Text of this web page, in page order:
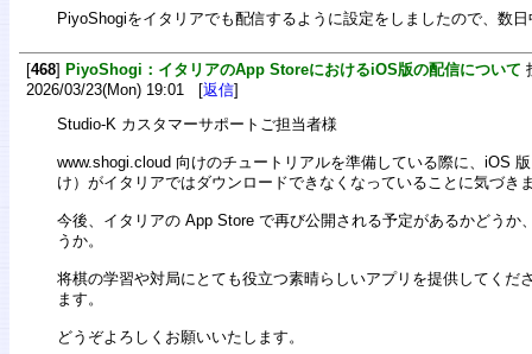
PiyoShogiをイタリアでも配信するように設定をしましたので、数
[468] PiyoShogi：イタリアのApp StoreにおけるiOS版の配信について
2026/03/23(Mon) 19:01 [返信]
Studio-K カスタマーサポートご担当者様
www.shogi.cloud 向けのチュートリアルを準備している際に、iOS
け）がイタリアではダウンロードできなくなっていることに気づき
今後、イタリアの App Store で再び公開される予定があるかどうか
うか。
将棋の学習や対局にとても役立つ素晴らしいアプリを提供してくだ
ます。
どうぞよろしくお願いいたします。